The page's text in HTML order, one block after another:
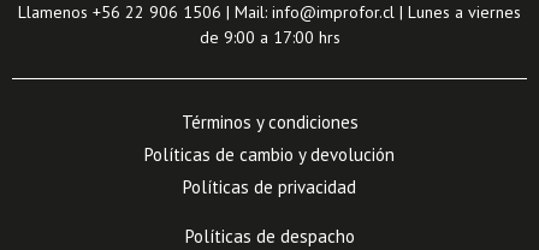
Llamenos +56 22 906 1506 | Mail: info@improfor.cl | Lunes a viernes
de 9:00 a 17:00 hrs
Términos y condiciones
Políticas de cambio y devolución
Políticas de privacidad
Políticas de despacho